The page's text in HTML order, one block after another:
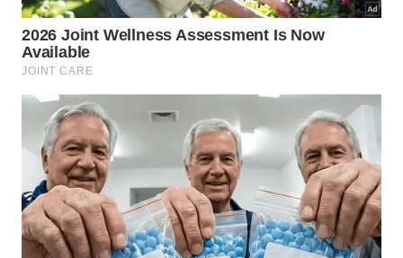
água, esse chá ajuda na desintoxicação do
organismo e na hidratação da pele
Para os coreanos, a pele bonita começa pelo prato.
Cadarefeiçãoé uma oportunidade de nutrir o
corpo comingredientes
que trabalham a favor da
juventude e da saúde cutânea.
Como adaptar os hábitos coreanos
de cuidado com a pele à rotina
brasileira?